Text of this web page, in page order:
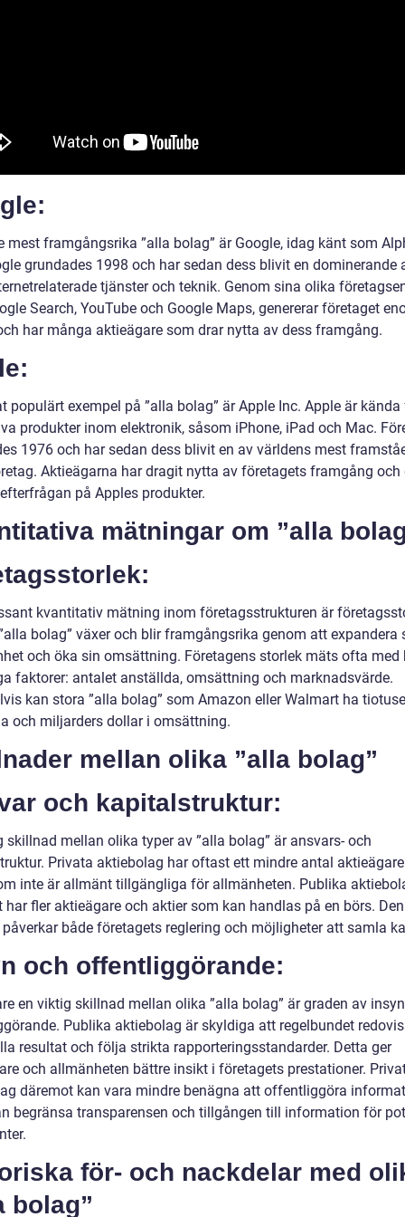
mest framgångsrika ”alla bolag” är Google, idag känt som
grundades 1998 och har sedan dess blivit en dominerande
tjänster och teknik. Genom sina olika
Search, YouTube och Google Maps, genererar företaget
har många aktieägare som drar nytta av dess framgång.
populärt exempel på ”alla bolag” är Apple Inc. Apple är
produkter inom elektronik, såsom iPhone, iPad och Mac.
1976 och har sedan dess blivit en av världens mest
Aktieägarna har dragit nytta av företagets framgång och
på Apples produkter.
mätningar om ”alla
kvantitativ mätning inom företagsstrukturen är
bolag” växer och blir framgångsrika genom att expandera
och öka sin omsättning. Företagens storlek mäts ofta med
faktorer: antalet anställda, omsättning och marknadsvärde.
kan stora ”alla bolag” som Amazon eller Walmart ha
och miljarders dollar i omsättning.
mellan olika ”alla bolag”
och kapitalstruktur:
skillnad mellan olika typer av ”alla bolag” är ansvars- och
Privata aktiebolag har oftast ett mindre antal
inte är allmänt tillgängliga för allmänheten. Publika
har fler aktieägare och aktier som kan handlas på en börs.
både företagets reglering och möjligheter att samla
och offentliggörande:
en viktig skillnad mellan olika ”alla bolag” är graden av
Publika aktiebolag är skyldiga att regelbundet
resultat och följa strikta rapporteringsstandarder. Detta ger
och allmänheten bättre insikt i företagets prestationer.
däremot kan vara mindre benägna att offentliggöra
begränsa transparensen och tillgången till information för
för- och nackdelar med
bolag”